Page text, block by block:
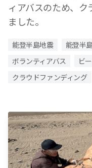
ィアバスのため、
ました。
能登半島地震 能登半
ボランティアバス
ビ
クラウドファンディング